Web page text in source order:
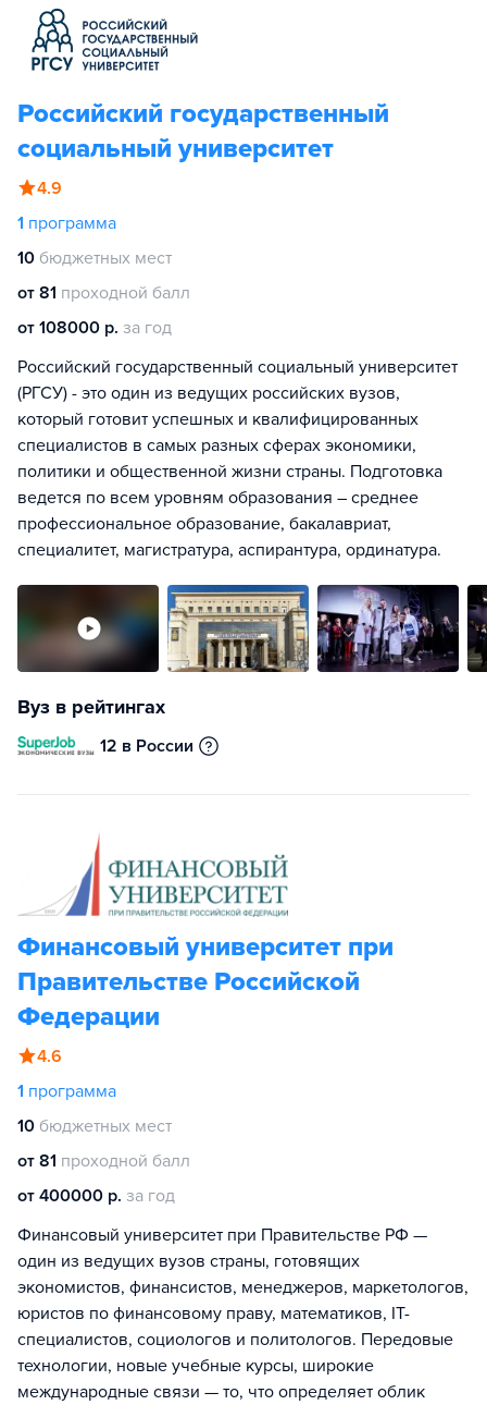
Российский государственный
социальный университет
4.9
1 программа
10 бюджетных мест
от 81 проходной балл
от 108000 р. за год
Российский государственный социальный университет
(РГСУ) - это один из ведущих российских вузов,
который готовит успешных и квалифицированных
специалистов в самых разных сферах экономики,
политики и общественной жизни страны. Подготовка
ведется по всем уровням образования – среднее
профессиональное образование, бакалавриат,
специалитет, магистратура, аспирантура, ординатура.
Вуз в рейтингах
12 в России
Финансовый университет при
Правительстве Российской
Федерации
4.6
1 программа
10 бюджетных мест
от 81 проходной балл
от 400000 р. за год
Финансовый университет при Правительстве РФ —
один из ведущих вузов страны, готовящих
экономистов, финансистов, менеджеров, маркетологов,
юристов по финансовому праву, математиков, IT-
специалистов, социологов и политологов. Передовые
технологии, новые учебные курсы, широкие
международные связи — то, что определяет облик